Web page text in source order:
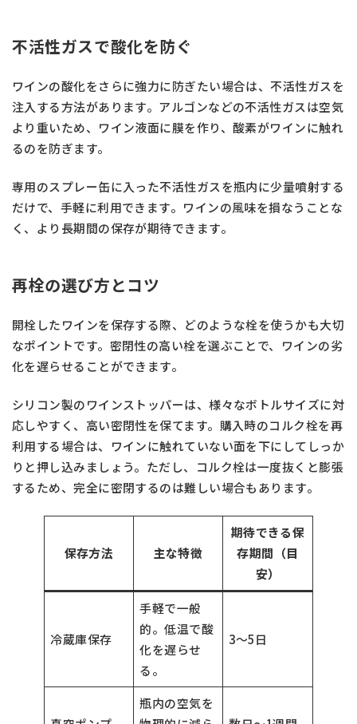
不活性ガスで酸化を防ぐ
ワインの酸化をさらに強力に防ぎたい場合は、不活性ガスを
注入する方法があります。アルゴンなどの不活性ガスは空気
より重いため、ワイン液面に膜を作り、酸素がワインに触れ
るのを防ぎます。
専用のスプレー缶に入った不活性ガスを瓶内に少量噴射する
だけで、手軽に利用できます。ワインの風味を損なうことな
く、より長期間の保存が期待できます。
再栓の選び方とコツ
開栓したワインを保存する際、どのような栓を使うかも大切
なポイントです。密閉性の高い栓を選ぶことで、ワインの劣
化を遅らせることができます。
シリコン製のワインストッパーは、様々なボトルサイズに対
応しやすく、高い密閉性を保てます。購入時のコルク栓を再
利用する場合は、ワインに触れていない面を下にしてしっか
りと押し込みましょう。ただし、コルク栓は一度抜くと膨張
するため、完全に密閉するのは難しい場合もあります。
保存方法 主な特徴
期待できる保
存期間（目
安）
冷蔵庫保存
手軽で一般
的。低温で酸
化を遅らせ
る。
3〜5日
瓶内の空気を